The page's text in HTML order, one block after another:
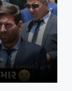
સમયથી હતા